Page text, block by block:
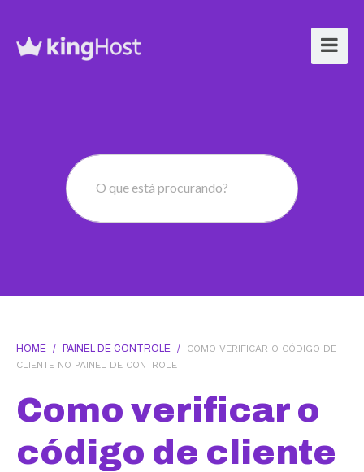
O que está procurando?
HOME / PAINEL DE CONTROLE /
COMO VERIFICAR O CÓDIGO DE
CLIENTE NO PAINEL DE CONTROLE
Como verificar o
código de cliente